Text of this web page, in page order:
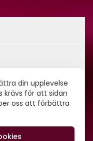
din upplevelse
krävs för att sidan
oss att förbättra